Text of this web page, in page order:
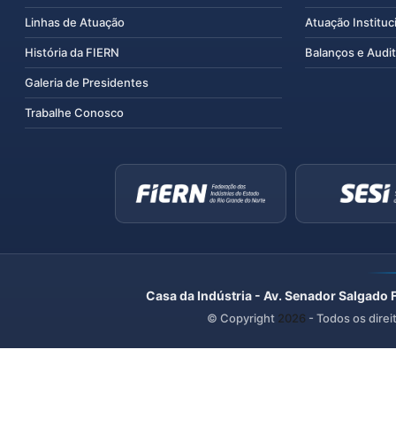
Linhas de Atuação
História da FIERN
Galeria de Presidentes
Trabalhe Conosco
Atuação
Balanços e
Casa da Indústria - Av. Senador
© Copyright 2026 - Todos os